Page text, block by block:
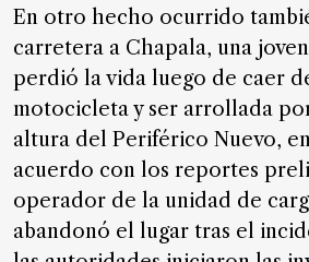
En otro hecho ocurrido
carretera a Chapala, una
perdió la vida luego de caer
motocicleta y ser arrollada
altura del Periférico Nuevo,
acuerdo con los reportes
operador de la unidad de
abandonó el lugar tras el